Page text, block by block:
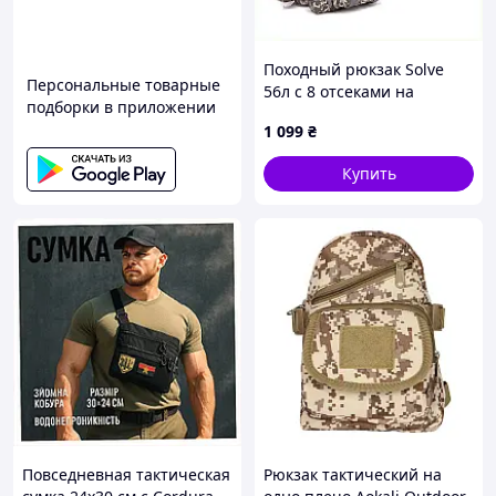
Персональные товарные
подборки в приложении
Походный рюкзак Solve
56л с 8 отсеками на
1 099 ₴
Купить
Повседневная тактическая
Рюкзак тактический на